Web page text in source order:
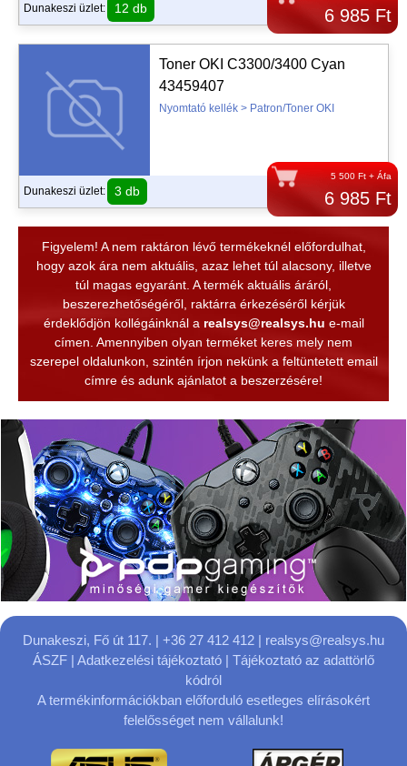
6 985 Ft
Dunakeszi üzlet: 12 db
5 500 Ft + Áfa
6 985 Ft
Toner OKI C3300/3400 Cyan
43459407
Nyomtató kellék > Patron/Toner OKI
Dunakeszi üzlet: 3 db
Figyelem! A nem raktáron lévő termékeknél előfordulhat,
hogy azok ára nem aktuális, azaz lehet túl alacsony, illetve
túl magas egyaránt. A termék aktuális áráról,
beszerezhetőségéről, raktárra érkezéséről kérjük
érdeklődjön kollégáinknál a realsys@realsys.hu e-mail
címen. Amennyiben olyan terméket keres mely nem
szerepel oldalunkon, szintén írjon nekünk a feltüntetett email
címre és adunk ajánlatot a beszerzésére!
Dunakeszi, Fő út 117. | +36 27 412 412 | realsys@realsys.hu
ÁSZF | Adatkezelési tájékoztató | Tájékoztató az adattörlő
kódról
A termékinformációkban előforduló esetleges elírásokért
felelősséget nem vállalunk!